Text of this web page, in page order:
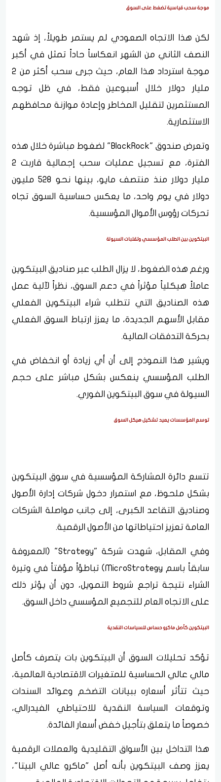
موجة سحب قياسية تضغط على السوق
لكن هذا الاتجاه الصعودي لم يستمر طويلاً، إذ شهد
النصف الثاني من الشهر انعكاساً حاداً تمثل في أكبر
موجة استرداد هذا العام، حيث جرى سحب أكثر من 2
مليار دولار خلال أسبوعين فقط، في ظل توجه
المستثمرين لتقليل المخاطر وإعادة موازنة محافظهم
الاستثمارية.
وتعرض صندوق "BlackRock" لضغوط مباشرة خلال هذه
الفترة، مع تسجيل عمليات سحب إجمالية قاربت 2
مليار دولار منذ منتصف مايو، بينها نحو 528 مليون
دولار في يوم واحد، ما يعكس حساسية السوق تجاه
تحركات رؤوس الأموال المؤسسية.
البيتكوين بين الطلب المؤسسي وتقلبات السيولة
ورغم هذه الضغوط، لا يزال الطلب عبر صناديق البيتكوين
عاملاً هيكلياً مؤثراً في دعم السوق، نظراً لآلية عمل
هذه الصناديق التي تتطلب شراء البيتكوين الفعلي
مقابل الأسهم الجديدة، ما يعزز ارتباط السوق الفعلي
بحركة التدفقات المالية.
ويشير هذا النموذج إلى أن أي زيادة أو انخفاض في
الطلب المؤسسي ينعكس بشكل مباشر على حجم
السيولة في سوق البيتكوين الفوري.
توسع المؤسسات يعيد تشكيل هيكل السوق
تتسع دائرة المشاركة المؤسسية في سوق البيتكوين
بشكل ملحوظ، مع استمرار دخول شركات إدارة الأصول
وصناديق التقاعد الكبرى، إلى جانب مواصلة الشركات
العامة تعزيز احتياطاتها من الأصول الرقمية.
وفي المقابل، شهدت شركة "Strategy" (المعروفة
سابقاً باسم MicroStrategy) تباطؤاً مؤقتاً في وتيرة
الشراء نتيجة تراجع شروط التمويل، دون أن يؤثر ذلك
على الاتجاه العام للتجميع المؤسسي داخل السوق.
البيتكوين كأصل ماكرو حساس للسياسات النقدية
تؤكد تحليلات السوق أن البيتكوين بات يتصرف كأصل
مالي عالي الحساسية للمتغيرات الاقتصادية العالمية،
حيث تتأثر أسعاره ببيانات التضخم وعوائد السندات
وتوقعات السياسة النقدية للاحتياطي الفيدرالي،
خصوصاً ما يتعلق بتأجيل خفض أسعار الفائدة.
هذا التداخل بين الأسواق التقليدية والعملات الرقمية
يعزز وصف البيتكوين بأنه أصل "ماكرو عالي البيتا"،